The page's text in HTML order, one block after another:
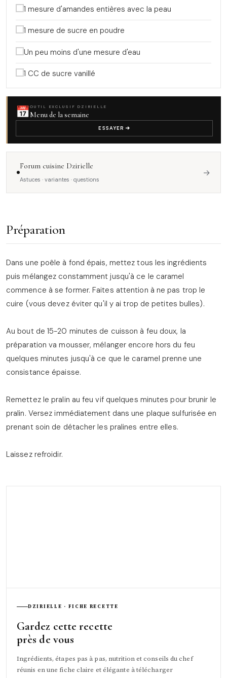
1 mesure d'amandes entières avec la peau
1 mesure de sucre en poudre
Un peu moins d'une mesure d'eau
1 CC de sucre vanillé
📅 OUTIL EXCLUSIF DZIRIELLE
Menu de la semaine
ESSAYER
Forum cuisine Dzirielle
Astuces · variantes · questions
→
Préparation
Dans une poêle à fond épais, mettez tous les ingrédients
puis mélangez constamment jusqu'à ce le caramel
commence à se former. Faites attention à ne pas trop le
cuire (vous devez éviter qu'il y ai trop de petites bulles).
Au bout de 15-20 minutes de cuisson à feu doux, la
préparation va mousser, mélanger encore hors du feu
quelques minutes jusqu'à ce que le caramel prenne une
consistance épaisse.
Remettez le pralin au feu vif quelques minutes pour brunir le
pralin. Versez immédiatement dans une plaque sulfurisée en
prenant soin de détacher les pralines entre elles.
Laissez refroidir.
DZIRIELLE · FICHE RECETTE
Gardez cette recette
près de vous
Ingrédients, étapes pas à pas, nutrition et conseils du chef
réunis en une fiche claire et élégante à télécharger